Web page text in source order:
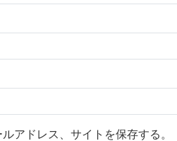
アドレス、サイトを保存する。